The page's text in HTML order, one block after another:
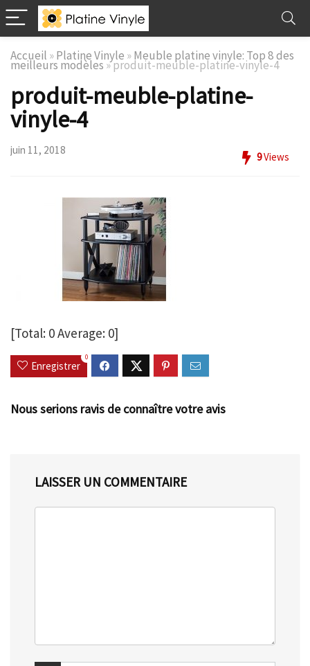
Accueil »Platine Vinyle »Meuble platine vinyle: Top 8 des
meilleurs modèles »produit-meuble-platine-vinyle-4
produit-meuble-platine-
vinyle-4
juin 11, 2018
9Views
[Total: 0Average: 0]
Enregistrer
0
Nous serions ravis de connaître votre avis
LAISSER UN COMMENTAIRE